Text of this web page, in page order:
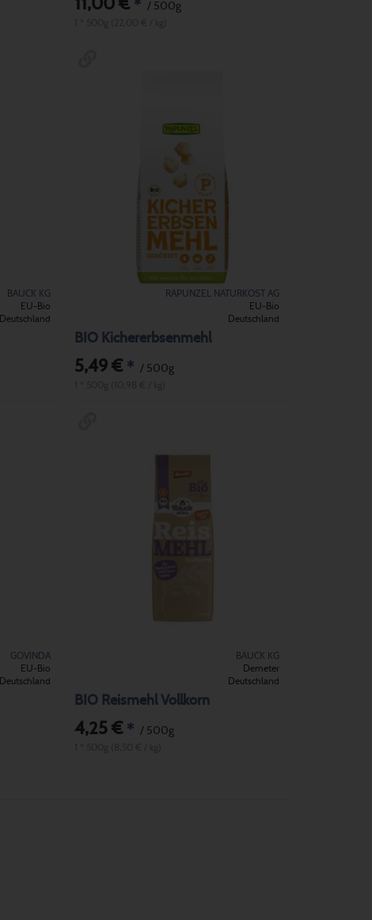
11,00 € * / 500g
BAUCK KG
EU-Bio
Deutschland
RAPUNZEL NATURKOST AG
EU-Bio
Deutschland
BIO Kichererbsenmehl
5,49 € * / 500g
GOVINDA
EU-Bio
Deutschland
BAUCK KG
Demeter
Deutschland
BIO Reismehl Vollkorn
4,25 € * / 500g